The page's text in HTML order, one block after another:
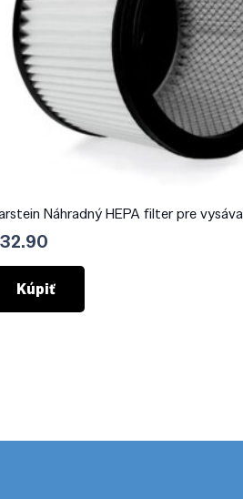
Náhradný HEPA filter pre
32.90
Kúpiť